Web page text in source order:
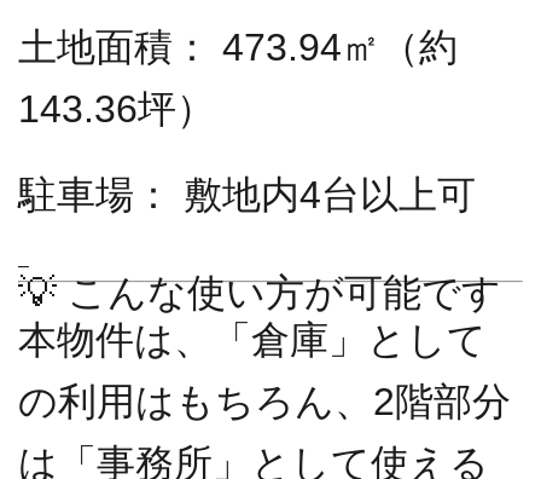
土地面積：
473.94㎡（約
143.36坪）
駐車場：
敷地内4台以上可
–
💡 こんな使い方が可能です
本物件は、「倉庫」として
の利用はもちろん、2階部分
は「事務所」として使える